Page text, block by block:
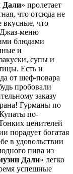
Дали» пролетает
что отсюда не
вкусные, что
Джаз-меню
блюдами
и
супы и
Есть и
от шеф-повара
пробовали
заказу
Гурманы по
по-
ценителей
порадует богатая
в удовольствии
пива из
Дали» легко
успешные